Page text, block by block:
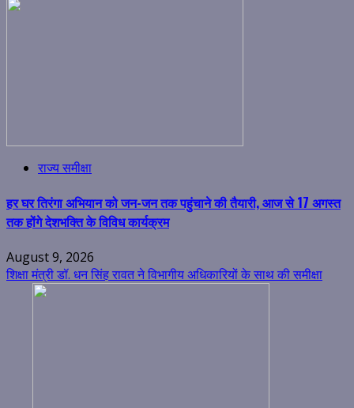
राज्य समीक्षा
हर घर तिरंगा अभियान को जन-जन तक पहुंचाने की तैयारी, आज से 17 अगस्त
तक होंगे देशभक्ति के विविध कार्यक्रम
August 9, 2026
शिक्षा मंत्री डॉ. धन सिंह रावत ने विभागीय अधिकारियों के साथ की समीक्षा